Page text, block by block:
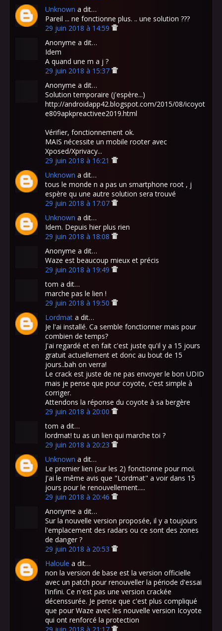
Unknown a dit…
Pareil ... ne fonctionne plus. .. une solution ???
29 juin 2018 à 14:59
Anonyme a dit…
Idem
A quand une m a j ?
29 juin 2018 à 15:37
Anonyme a dit…
Solution temporaire (j'espère...)
http://androidapp42.blogspot.com/2015/08/icoyot
e809apkpreactivee2019.html
Vérifier, fonctionnement ok.
MAIS nécessite un mobile rooter avec
Xposed/Xprivacy...
29 juin 2018 à 16:21
Unknown a dit…
tous le monde n a pas un smartphone root , j
espère qu une autre solution sera trouvé
29 juin 2018 à 17:07
Unknown a dit…
Idem. Depuis hier plus rien
29 juin 2018 à 18:08
Anonyme a dit…
Waze est beaucoup mieux et précis
29 juin 2018 à 19:49
tom a dit…
marche pas le lien !
29 juin 2018 à 19:50
Lordmat a dit…
Je l'ai installé. Ca semble fonctionner mais pour
combien de temps?
J'ai regardé et en fait c'est juste qu'il y a 15 jours
gratuit actuellement et donc au bout de 15
jours..bah on verra!
Le crack est juste de ne pas envoyer le bon UDID
mais je pense que pour coyote, c'est simple à
corriger.
Attendons la réponse du coyote à sa bergère
29 juin 2018 à 20:00
tom a dit…
lordmat! tu as un lien qui marche toi ?
29 juin 2018 à 20:23
Unknown a dit…
Le premier lien (sur les 2) fonctionne pour moi.
J'ai le même avis que "Lordmat" a voir dans 15
jours pour le renouvellement.....
29 juin 2018 à 20:46
Anonyme a dit…
Sur la nouvelle version proposée, il y a toujours
l'emplacement des radars ou ce sont des zones
de danger ?
29 juin 2018 à 20:53
Haloule a dit…
non la version de base est la version officielle
avec un patch pour renouveller la période d'essai
l'infini. Ce n'est pas une version crackée
décenssurée. Je pense que c'est plus compliqué
que pour Waze avec les nouvelle version Icoyote
qui ont renforcé la protection